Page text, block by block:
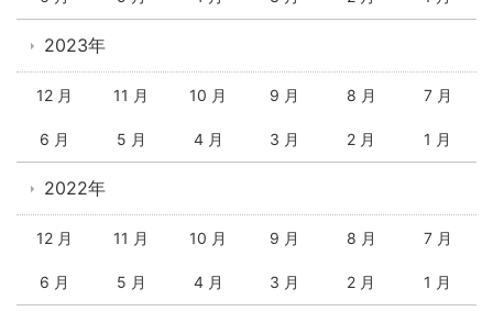
2023年
12 月 11 月 10 月 9 月 8 月 7 月
6 月 5 月 4 月 3 月 2 月 1 月
2022年
12 月 11 月 10 月 9 月 8 月 7 月
6 月 5 月 4 月 3 月 2 月 1 月